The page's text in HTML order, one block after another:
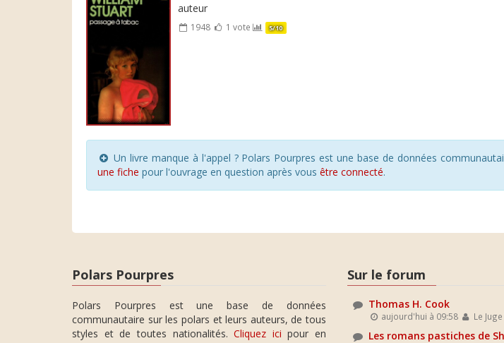
auteur
1948 1 vote 5/10
Un livre manque à l'appel ? Polars Pourpres est une base de données
une fiche pour l'ouvrage en question après vous être connecté.
Polars Pourpres
Polars Pourpres est une base de données
communautaire sur les polars et leurs auteurs, de tous
styles et de toutes nationalités.Cliquez ici pour en
Sur le forum
Thomas H. Cook
aujourd'hui à 09:58 Le
Les romans pastiches de